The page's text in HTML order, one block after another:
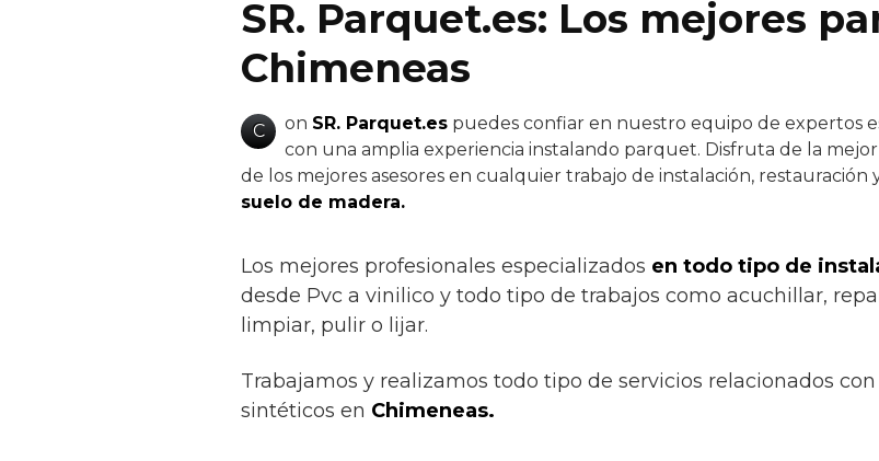
SR. Parquet.es: Los mejores
Chimeneas
C on SR. Parquet.es puedes confiar en nuestro equipo de expertos
con una amplia experiencia instalando parquet. Disfruta de la
de los mejores asesores en cualquier trabajo de instalación,
suelo de madera.
Los mejores profesionales especializados en todo tipo de
desde Pvc a vinilico y todo tipo de trabajos como acuchillar,
limpiar, pulir o lijar.
Trabajamos y realizamos todo tipo de servicios relacionados
sintéticos en Chimeneas.